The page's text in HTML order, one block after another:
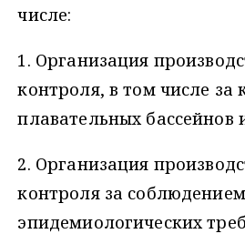
числе:
1. Организация
контроля, в том числе за
плавательных бассейнов
2. Организация
контроля за
эпидемиологических